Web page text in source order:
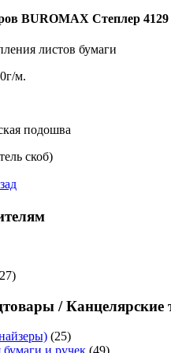
BUROMAX Степлер 4129
листов бумаги
м.
подошва
скоб)
/ Канцелярские
(25)